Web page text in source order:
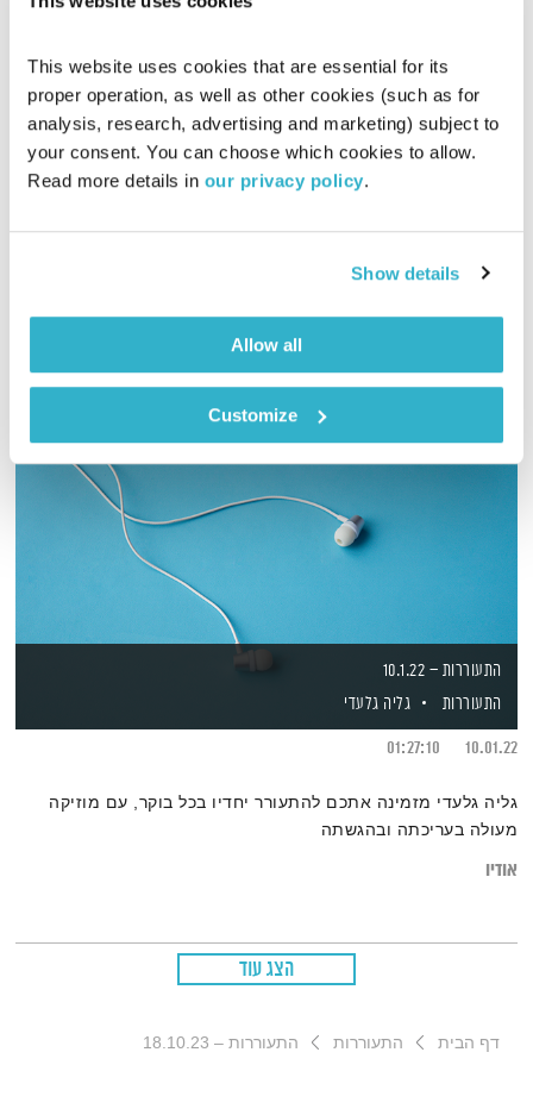
This website uses cookies that are essential for its
proper operation, as well as other cookies (such as for
analysis, research, advertising and marketing) subject to
your consent. You can choose which cookies to allow.
Read more details in our privacy policy.
Show details
Allow all
Customize
בעין הסערה – חלק 2
בודהה בעין הסערה
דליק ווליניץ וד"ר נעמה אושרי
29.10.23
00:40:27
התעוררות – 10.1.22
התעוררות
גליה גלעדי
10.01.22
01:27:10
גליה גלעדי מזמינה אתכם להתעורר יחדיו בכל בוקר, עם מוזיקה
מעולה בעריכתה ובהגשתה
אודיו
הצג עוד
דף הבית התעוררות התעוררות – 18.10.23